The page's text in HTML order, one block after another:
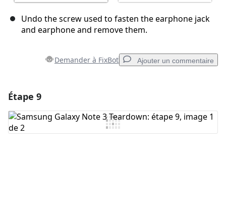
Undo the screw used to fasten the earphone jack
and earphone and remove them.
Demander à FixBot Ajouter un commentaire
Ajouter un commentaire
Étape 9